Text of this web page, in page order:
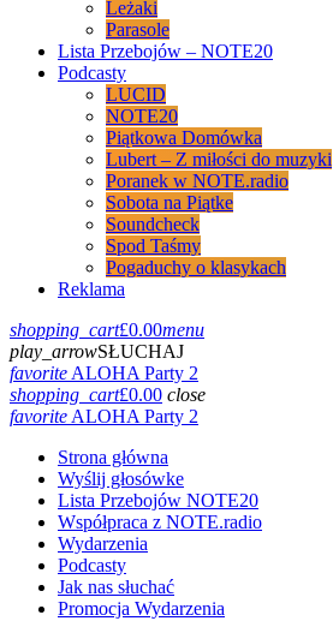
Leżaki
Parasole
Lista Przebojów – NOTE20
Podcasty
LUCID
NOTE20
Piątkowa Domówka
Lubert – Z miłości do muzyki
Poranek w NOTE.radio
Sobota na Piątke
Soundcheck
Spod Taśmy
Pogaduchy o klasykach
Reklama
shopping_cart£0.00menu
play_arrowSŁUCHAJ
favoriteALOHA Party 2
shopping_cart£0.00 close
favoriteALOHA Party 2
Strona główna
Wyślij głosówke
Lista Przebojów NOTE20
Współpraca z NOTE.radio
Wydarzenia
Podcasty
Jak nas słuchać
Promocja Wydarzenia